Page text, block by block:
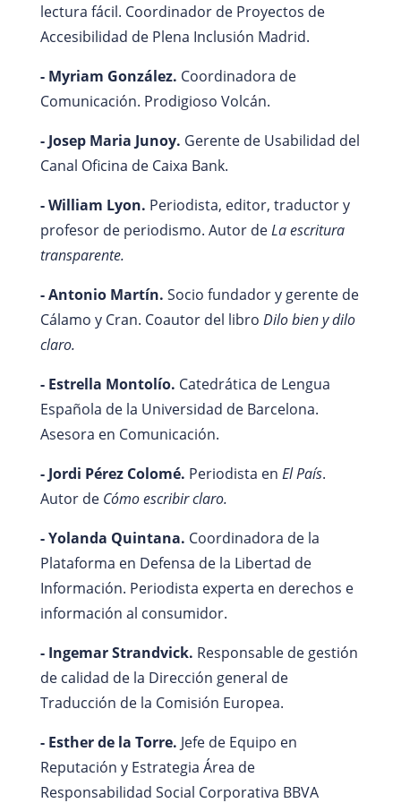
lectura fácil. Coordinador de Proyectos de
Accesibilidad de Plena Inclusión Madrid.
- Myriam González. Coordinadora de
Comunicación. Prodigioso Volcán.
- Josep Maria Junoy. Gerente de Usabilidad del
Canal Oficina de Caixa Bank.
- William Lyon. Periodista, editor, traductor y
profesor de periodismo. Autor deLa escritura
transparente.
- Antonio Martín. Socio fundador y gerente de
Cálamo y Cran. Coautor del libro Dilo bien y dilo
claro.
- Estrella Montolío. Catedrática de Lengua
Española de la Universidad de Barcelona.
Asesora en Comunicación.
- Jordi Pérez Colomé. Periodista en El País.
Autor de Cómo escribir claro.
- Yolanda Quintana. Coordinadora de la
Plataforma en Defensa de la Libertad de
Información. Periodista experta en derechos e
información al consumidor.
- Ingemar Strandvick. Responsable de gestión
de calidad de la Dirección general de
Traducción de la Comisión Europea.
- Esther de la Torre. Jefe de Equipo en
Reputación y Estrategia Área de
Responsabilidad Social Corporativa BBVA